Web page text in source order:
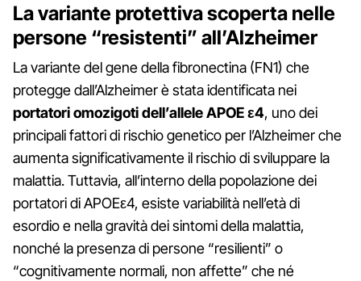
La variante protettiva scoperta nelle
persone “resistenti” all’Alzheimer
La variante del gene della fibronectina (FN1) che
protegge dall’Alzheimer è stata identificata nei
portatori omozigoti dell’allele APOE ε4, uno dei
principali fattori di rischio genetico per l’Alzheimer che
aumenta significativamente il rischio di sviluppare la
malattia. Tuttavia, all’interno della popolazione dei
portatori di APOEε4, esiste variabilità nell’età di
esordio e nella gravità dei sintomi della malattia,
nonché la presenza di persone “resilienti” o
“cognitivamente normali, non affette” che né